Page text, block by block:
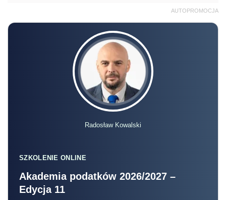
AUTOPROMOCJA
Radosław Kowalski
SZKOLENIE ONLINE
Akademia podatków 2026/2027 –
Edycja 11